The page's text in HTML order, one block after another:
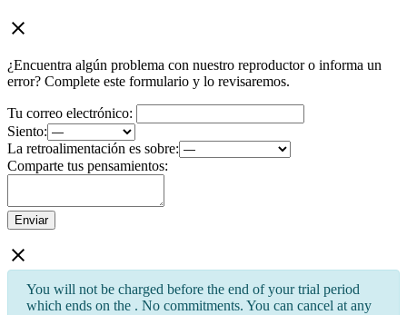
¿Encuentra algún problema con nuestro reproductor o informa un
error? Complete este formulario y lo revisaremos.
Tu correo electrónico:
Siento:
La retroalimentación es sobre:
Comparte tus pensamientos:
Enviar
You will not be charged before the end of your trial period
which ends on the . No commitments. You can cancel at any